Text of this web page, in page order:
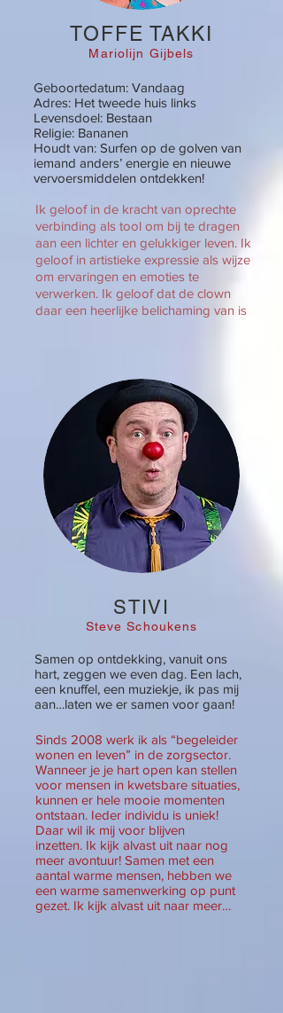
TOFFE TAKKI
Mariolijn Gijbels
Geboortedatum: Vandaag
Adres: Het tweede huis links
Levensdoel: Bestaan
Religie: Bananen
Houdt van: Surfen op de golven van
iemand anders’ energie en nieuwe
vervoersmiddelen ontdekken!
Ik geloof in de kracht van oprechte
verbinding als tool om bij te dragen
aan een lichter en gelukkiger leven. Ik
geloof in artistieke expressie als wijze
om ervaringen en emoties te
verwerken. Ik geloof dat de clown
daar een heerlijke belichaming van is
STIVI
Steve Schoukens
Samen op ontdekking, vanuit ons
hart, zeggen we even dag. Een lach,
een knuffel, een muziekje, ik pas mij
aan…laten we er samen voor gaan!
Sinds 2008 werk ik als “begeleider
wonen en leven” in de zorgsector.
Wanneer je je hart open kan stellen
voor mensen in kwetsbare situaties,
kunnen er hele mooie momenten
ontstaan. Ieder individu is uniek!
Daar wil ik mij voor blijven
inzetten. Ik kijk alvast uit naar nog
meer avontuur! Samen met een
aantal warme mensen, hebben we
een warme samenwerking op punt
gezet. Ik kijk alvast uit naar meer…